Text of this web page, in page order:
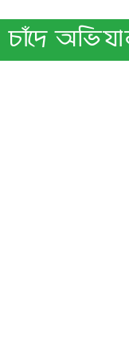
চাঁদে